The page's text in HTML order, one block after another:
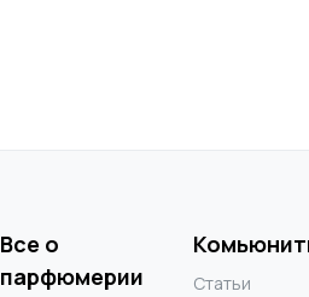
Все о
парфюмерии
Статьи